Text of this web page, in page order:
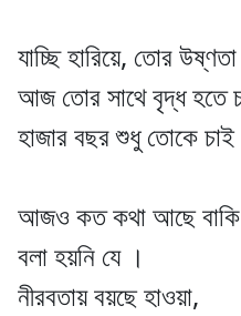
যাচ্ছি হারিয়ে, তোর
আজ তোর সাথে বৃদ্ধ হতে
হাজার বছর শুধু তোকে
আজও কত কথা আছে বাকি
বলা হয়নি যে ।
নীরবতায় বয়ছে হাওয়া,